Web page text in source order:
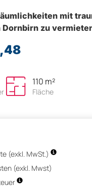
mit
zu
110 m²
Fläche
(exkl. MwSt.)
(exkl. Mwst)